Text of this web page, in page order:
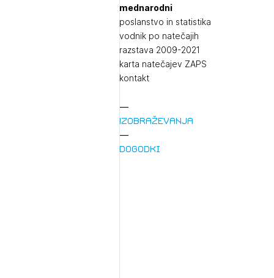
mednarodni
poslanstvo in statistika
vodnik po natečajih
razstava 2009-2021
karta natečajev ZAPS
kontakt
Izobraževanja
Dogodki